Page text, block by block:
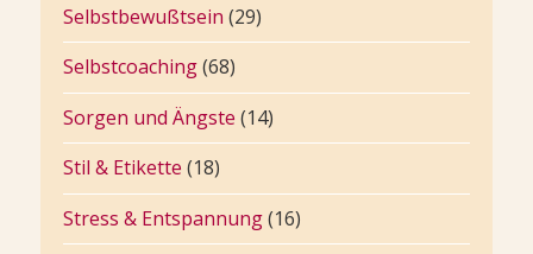
Selbstbewußtsein (29)
Selbstcoaching(68)
Sorgen und Ängste (14)
Stil & Etikette (18)
Stress & Entspannung(16)